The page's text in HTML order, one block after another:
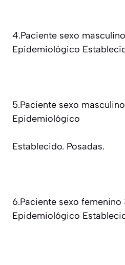
4.Paciente sexo
Epidemiológico
5.Paciente sexo
Epidemiológico
Establecido. Posadas.
6.Paciente sexo femenino
Epidemiológico